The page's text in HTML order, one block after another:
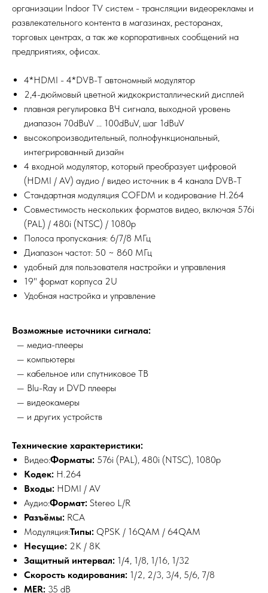
организации Indoor TV систем - трансляции видеорекламы и
развлекательного контента в магазинах, ресторанах,
торговых центрах, а так же корпоративных сообщений на
предприятиях, офисах.
4*HDMI - 4*DVB-T автономный модулятор
2,4-дюймовый цветной жидкокристаллический дисплей
плавная регулировка ВЧ сигнала, выходной уровень
диапазон 70dBuV ... 100dBuV, шаг 1dBuV
высокопроизводительный, полнофункциональный,
интегрированный дизайн
4 входной модулятор, который преобразует цифровой
(HDMI / AV) аудио / видео источник в 4 канала DVB-T
Стандартная модуляция COFDM и кодирование H.264
Совместимость нескольких форматов видео, включая 576i
(PAL) / 480i (NTSC) / 1080p
Полоса пропускания: 6/7/8 МГц
Диапазон частот: 50 ~ 860 МГц
удобный для пользователя настройки и управления
19" формат корпуса 2U
Удобная настройка и управление
Возможные источники сигнала:
— медиа-плееры
— компьютеры
— кабельное или спутниковое ТВ
— Blu-Ray и DVD плееры
— видеокамеры
— и других устройств
Технические характеристики:
Видео:Форматы: 576i (PAL), 480i (NTSC), 1080p
Кодек: H.264
Входы: HDMI / AV
Аудио:Формат: Stereo L/R
Разъёмы: RCA
Модуляция:Типы: QPSK / 16QAM / 64QAM
Несущие: 2K / 8K
Защитный интервал: 1/4, 1/8, 1/16, 1/32
Скорость кодирования: 1/2, 2/3, 3/4, 5/6, 7/8
MER: 35 dB